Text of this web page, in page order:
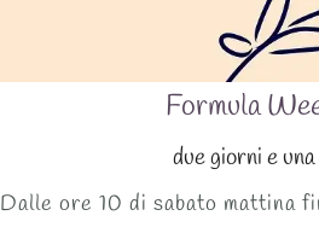
Formula
due giorni e
Dalle ore 10 di sabato mattina